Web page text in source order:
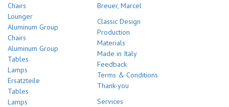
Chairs
Lounger
Aluminum Group
Chairs
Aluminum Group
Tables
Lamps
Ersatzteile
Tables
Lamps
Breuer, Marcel
Classic Design
Production
Materials
Made in Italy
Feedback
Terms & Conditions
Thank-you
Services